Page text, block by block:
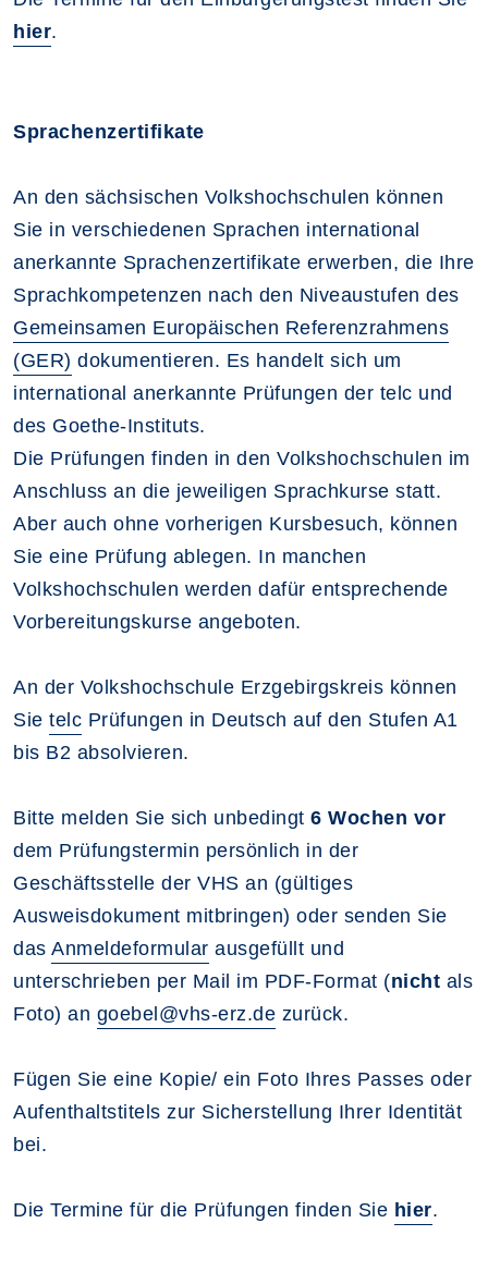
hier.
Sprachenzertifikate
An den sächsischen Volkshochschulen können
Sie in verschiedenen Sprachen international
anerkannte Sprachenzertifikate erwerben, die Ihre
Sprachkompetenzen nach den Niveaustufen des
Gemeinsamen Europäischen Referenzrahmens
(GER) dokumentieren. Es handelt sich um
international anerkannte Prüfungen der telc und
des Goethe-Instituts.
Die Prüfungen finden in den Volkshochschulen im
Anschluss an die jeweiligen Sprachkurse statt.
Aber auch ohne vorherigen Kursbesuch, können
Sie eine Prüfung ablegen. In manchen
Volkshochschulen werden dafür entsprechende
Vorbereitungskurse angeboten.
An der Volkshochschule Erzgebirgskreis können
Sie telc Prüfungen in Deutsch auf den Stufen A1
bis B2 absolvieren.
Bitte melden Sie sich unbedingt 6 Wochen vor
dem Prüfungstermin persönlich in der
Geschäftsstelle der VHS an (gültiges
Ausweisdokument mitbringen) oder senden Sie
das Anmeldeformular ausgefüllt und
unterschrieben per Mail im PDF-Format (nicht als
Foto) an goebel@vhs-erz.de zurück.
Fügen Sie eine Kopie/ ein Foto Ihres Passes oder
Aufenthaltstitels zur Sicherstellung Ihrer Identität
bei.
Die Termine für die Prüfungen finden Sie hier.